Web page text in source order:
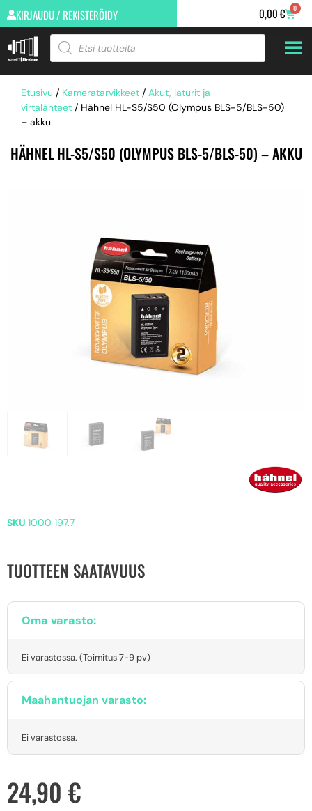
KIRJAUDU / REKISTERÖIDY 0,00€ 0
Etusivu / Kameratarvikkeet / Akut, laturit ja
virtalähteet / Hähnel HL-S5/S50 (Olympus BLS-5/BLS-50)
– akku
HÄHNEL HL-S5/S50 (OLYMPUS BLS-5/BLS-50) – AKKU
SKU 1000 197.7
TUOTTEEN SAATAVUUS
Oma varasto:
Ei varastossa. (Toimitus 7-9 pv)
Maahantuojan varasto:
Ei varastossa.
24,90 €